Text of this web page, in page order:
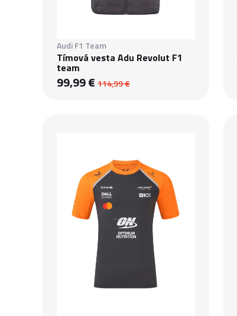
Audi F1 Team
Tímová vesta Adu Revolut F1
team
99,99 € 114,99 €